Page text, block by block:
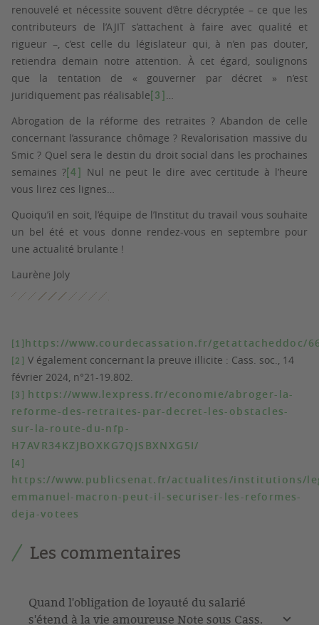
renouvelé et nécessite souvent d’être décryptée – ce que les
contributeurs de l’AJIT s’attachent à faire avec qualité et
rigueur –, c’est celle du législateur qui, à n’en pas douter,
retiendra demain notre attention. À cet égard, soulignons
que la tentation de « gouverner par décret » n’est
juridiquement pas réalisable [3] …
Abrogation de la réforme des retraites ? Abandon de celle
concernant l’assurance chômage ? Revalorisation massive du
Smic ? Quel sera le destin du droit social dans les prochaines
semaines ?[4]
Nul ne peut le dire avec certitude à l’heure
vous lirez ces lignes…
Quoiqu’il en soit, l’équipe de l’Institut du travail vous souhaite
un bel été et vous donne rendez-vous en septembre pour
une actualité brulante !
Laurène Joly
[1] https://www.courdecassation.fr/getattacheddoc/
[2]
V également concernant la preuve illicite : Cass. soc., 14
février 2024, n°21-19.802.
[3]
https://www.lexpress.fr/economie/abroger-la-
reforme-des-retraites-par-decret-les-obstacles-
sur-la-route-du-nfp-
H7AVR34KZJBOXKG7QJSBXNXG5I/
[4]
https://www.publicsenat.fr/actualites/institutions/
emmanuel-macron-peut-il-securiser-les-reformes-
deja-votees
Les commentaires
Quand l'obligation de loyauté du salarié
s'étend à la vie amoureuse Note sous Cass.